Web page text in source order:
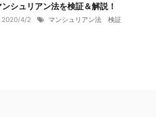
ンシュリアン法を検証＆解説！
2020/4/2 マンシュリアン法 検証